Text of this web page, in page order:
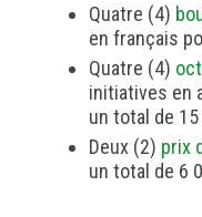
Quatre (4)
en français
Quatre (4)
initiatives en
un total de 15
Deux (2) prix
un total de 6